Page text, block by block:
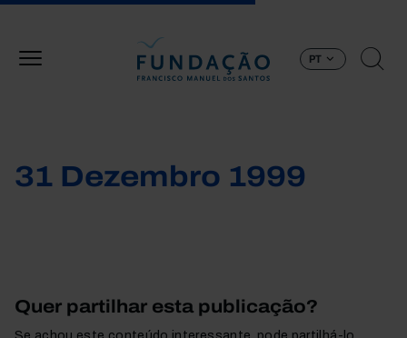
PT
31 Dezembro 1999
Quer partilhar esta publicação?